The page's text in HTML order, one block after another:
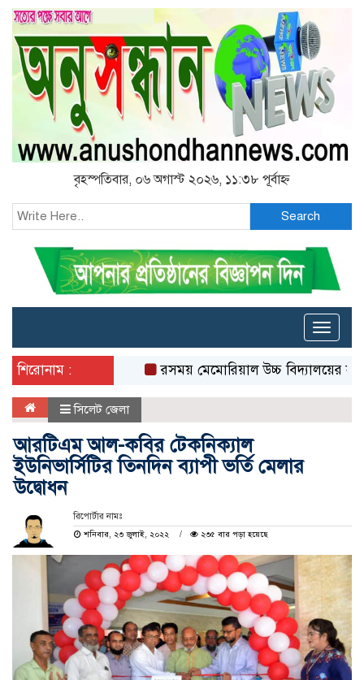
বৃহস্পতিবার, ০৬ অগাস্ট ২০২৬, ১১:৩৮ পূর্বাহ্ন
Search
Toggle
শিরোনাম :
রসময় মেমোরিয়াল উচ্চ বিদ্যালয়ের নতুন
সিলেট জেলা
আরটিএম আল-কবির টেকনিক্যাল
ইউনিভার্সিটির তিনদিন ব্যাপী ভর্তি মেলার
উদ্বোধন
রিপোর্টার নামঃ
শনিবার, ২৩ জুলাই, ২০২২
২৩৫ বার পড়া হয়েছে